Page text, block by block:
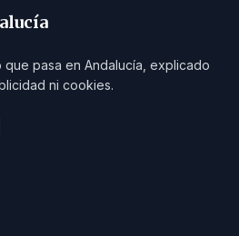
pasa en Andalucía, explicado
ni cookies.